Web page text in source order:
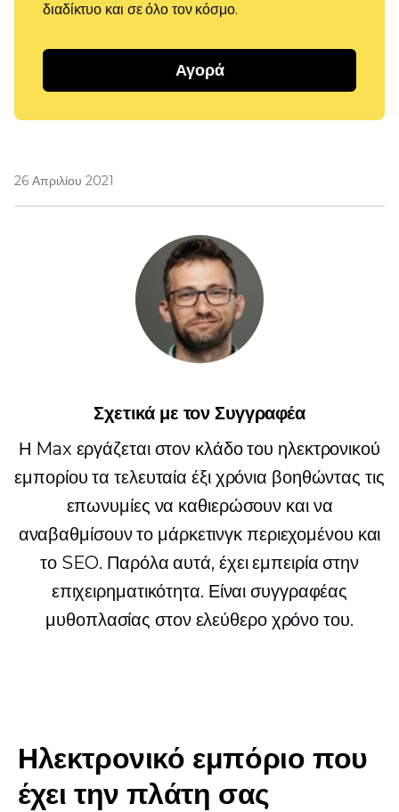
διαδίκτυο και σε όλο τον κόσμο.
Αγορά
26 Απριλίου 2021
Σχετικά με τον Συγγραφέα
Η Max εργάζεται στον κλάδο του ηλεκτρονικού
εμπορίου τα τελευταία έξι χρόνια βοηθώντας τις
επωνυμίες να καθιερώσουν και να
αναβαθμίσουν το μάρκετινγκ περιεχομένου και
το SEO. Παρόλα αυτά, έχει εμπειρία στην
επιχειρηματικότητα. Είναι συγγραφέας
μυθοπλασίας στον ελεύθερο χρόνο του.
Ηλεκτρονικό εμπόριο που
έχει την πλάτη σας